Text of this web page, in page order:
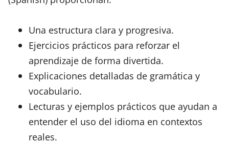
Una estructura clara y progresiva.
Ejercicios prácticos para reforzar el
aprendizaje de forma divertida.
Explicaciones detalladas de gramática y
vocabulario.
Lecturas y ejemplos prácticos que ayudan a
entender el uso del idioma en contextos
reales.